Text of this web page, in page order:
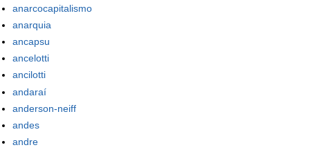
anarcocapitalismo
anarquia
ancapsu
ancelotti
ancilotti
andaraí
anderson-neiff
andes
andre